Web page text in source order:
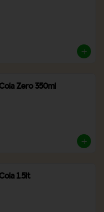
Zero 350ml
1.5lt